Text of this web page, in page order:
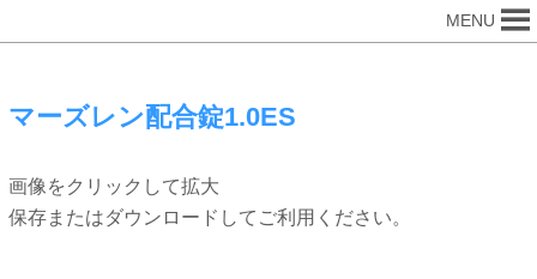
MENU
マーズレン配合錠1.0ES
画像をクリックして拡大
保存またはダウンロードしてご利用ください。